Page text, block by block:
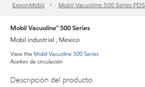
ExxonMobil Mobil Vacuoline 500 Series PDS
Mobil Vacuoline™ 500 Series
Mobil industrial , Mexico
View the Mobil Vacuoline 500 Series
Aceites de circulación
Descripción del producto